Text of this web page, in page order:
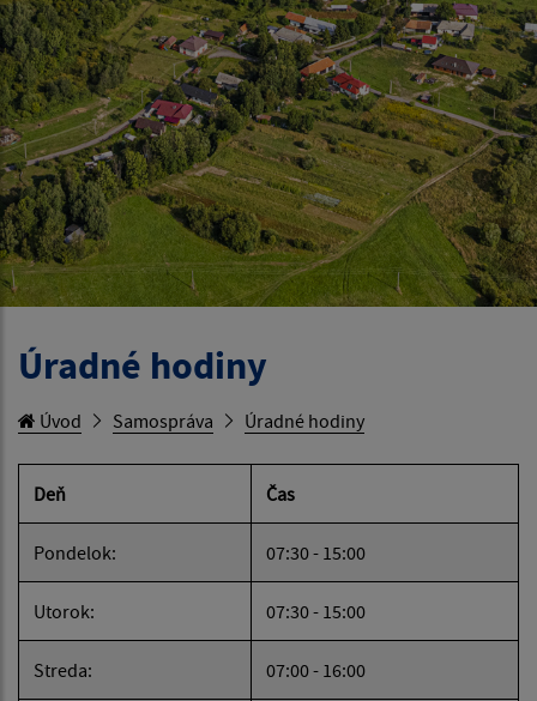
Úradné hodiny
Úvod Samospráva Úradné hodiny
Deň Čas
Pondelok: 07:30 - 15:00
Utorok: 07:30 - 15:00
Streda: 07:00 - 16:00